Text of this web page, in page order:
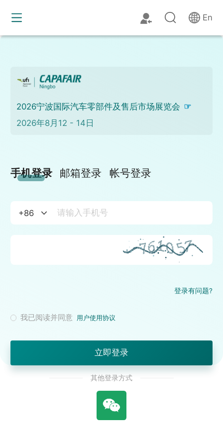
En
2026宁波国际汽车零部件及售后市场展览会
2026年8月12 - 14日
手机登录 邮箱登录 帐号登录
+86
登录有问题?
我已阅读并同意 用户使用协议
立即登录
其他登录方式